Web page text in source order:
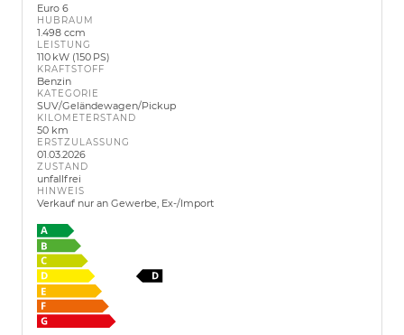
Euro 6
HUBRAUM
1.498 ccm
LEISTUNG
110 kW (150 PS)
KRAFTSTOFF
Benzin
KATEGORIE
SUV/Geländewagen/Pickup
KILOMETERSTAND
50 km
ERSTZULASSUNG
01.03.2026
ZUSTAND
unfallfrei
HINWEIS
Verkauf nur an Gewerbe, Ex-/Import